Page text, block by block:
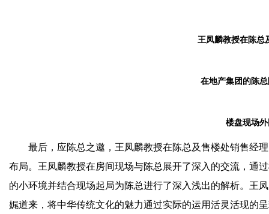
王凤麟教授在陈总
在地产集团的陈
楼盘现场
最后，应陈总之邀，王凤麟教授在陈总及售楼处销售经
布局。王凤麟教授在房间现场与陈总展开了深入的交流，通
的小环境并结合现场起局为陈总进行了深入浅出的解析。王
娓道来，将中华传统文化的魅力通过实际的运用活灵活现的